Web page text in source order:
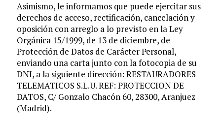
Asimismo, le informamos que puede ejercitar sus
derechos de acceso, rectificación, cancelación y
oposición con arreglo a lo previsto en la Ley
Orgánica 15/1999, de 13 de diciembre, de
Protección de Datos de Carácter Personal,
enviando una carta junto con la fotocopia de su
DNI, a la siguiente dirección: RESTAURADORES
TELEMATICOS S.L.U. REF: PROTECCION DE
DATOS, C/ Gonzalo Chacón 60, 28300, Aranjuez
(Madrid).